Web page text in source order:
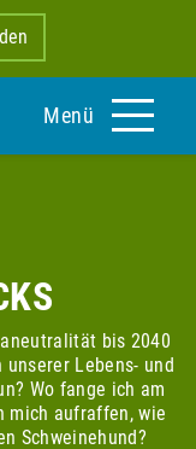
Menü
bis 2040
Lebens- und
Wo fange ich am
mich aufraffen, wie
Schweinehund?